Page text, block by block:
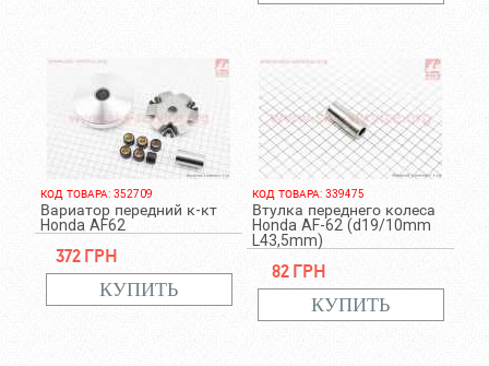
КОД ТОВАРА: 352709
Вариатор передний к-кт
Honda AF62
372 грн
КОД ТОВАРА: 339475
Втулка переднего колеса
Honda AF-62 (d19/10mm
L43,5mm)
82 грн